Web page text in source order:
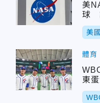
美
球
美國
體育
東